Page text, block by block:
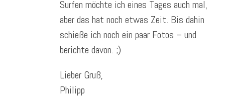
Surfen möchte ich eines Tages auch mal,
aber das hat noch etwas Zeit. Bis dahin
schieße ich noch ein paar Fotos – und
berichte davon. ;)
Lieber Gruß,
Philipp